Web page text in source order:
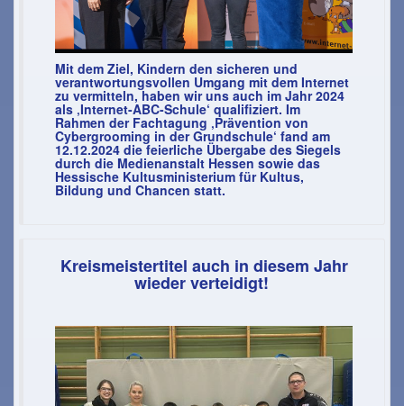
Mit dem Ziel, Kindern den sicheren und
verantwortungsvollen Umgang mit dem Internet
zu vermitteln, haben wir uns auch im Jahr 2024
als ‚Internet-ABC-Schule‘ qualifiziert. Im
Rahmen der Fachtagung ‚Prävention von
Cybergrooming in der Grundschule‘ fand am
12.12.2024 die feierliche Übergabe des Siegels
durch die Medienanstalt Hessen sowie das
Hessische Kultusministerium für Kultus,
Bildung und Chancen statt.
Kreismeistertitel auch in diesem Jahr
wieder verteidigt!